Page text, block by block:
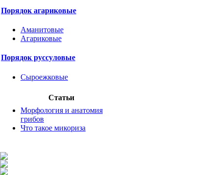
Порядок агариковые
Аманитовые
Агариковые
Порядок руссуловые
Сыроежковые
Статьи
Морфология и анатомия
грибов
Что такое микориза